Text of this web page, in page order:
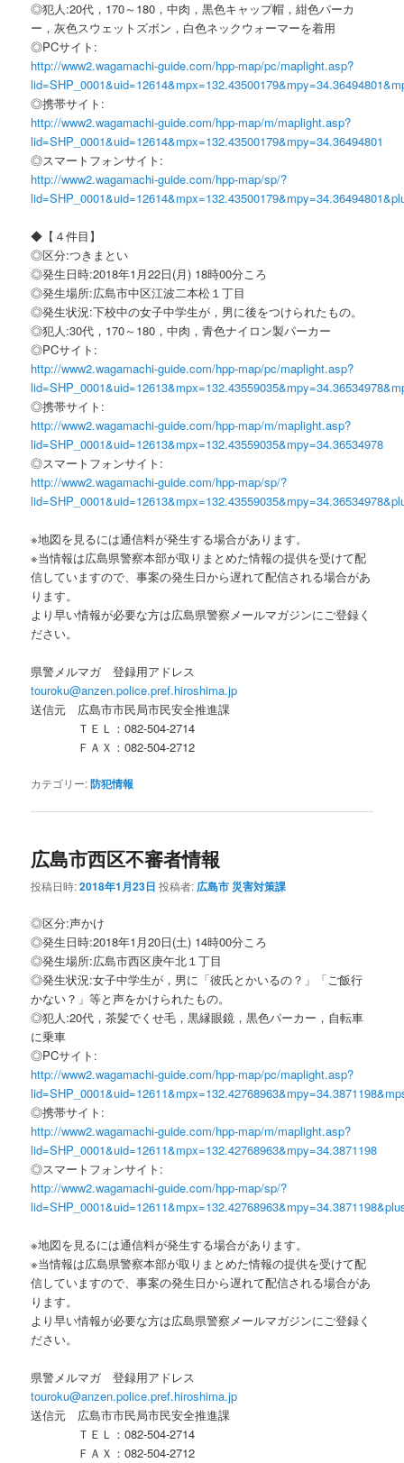
◎犯人:20代，170～180，中肉，黒色キャップ帽，紺色パーカ
ー，灰色スウェットズボン，白色ネックウォーマーを着用
◎PCサイト:
http://www2.wagamachi-guide.com/hpp-map/pc/maplight.asp?
◎携帯サイト:
http://www2.wagamachi-guide.com/hpp-map/m/maplight.asp?
lid=SHP_0001&uid=12614&mpx=132.43500179&mpy=34.36494801
◎スマートフォンサイト:
http://www2.wagamachi-guide.com/hpp-map/sp/?
◆【４件目】
◎区分:つきまとい
◎発生日時:2018年1月22日(月) 18時00分ころ
◎発生場所:広島市中区江波二本松１丁目
◎発生状況:下校中の女子中学生が，男に後をつけられたもの。
◎犯人:30代，170～180，中肉，青色ナイロン製パーカー
◎PCサイト:
http://www2.wagamachi-guide.com/hpp-map/pc/maplight.asp?
◎携帯サイト:
http://www2.wagamachi-guide.com/hpp-map/m/maplight.asp?
lid=SHP_0001&uid=12613&mpx=132.43559035&mpy=34.36534978
◎スマートフォンサイト:
http://www2.wagamachi-guide.com/hpp-map/sp/?
※地図を見るには通信料が発生する場合があります。
※当情報は広島県警察本部が取りまとめた情報の提供を受けて配
信していますので、事案の発生日から遅れて配信される場合があ
ります。
より早い情報が必要な方は広島県警察メールマガジンにご登録く
ださい。
県警メルマガ 登録用アドレス
touroku@anzen.police.pref.hiroshima.jp
送信元 広島市市民局市民安全推進課
ＴＥＬ：082-504-2714
ＦＡＸ：082-504-2712
カテゴリー:防犯情報
広島市西区不審者情報
投稿日時:2018年1月23日 投稿者: 広島市 災害対策課
◎区分:声かけ
◎発生日時:2018年1月20日(土) 14時00分ころ
◎発生場所:広島市西区庚午北１丁目
◎発生状況:女子中学生が，男に「彼氏とかいるの？」「ご飯行
かない？」等と声をかけられたもの。
◎犯人:20代，茶髪でくせ毛，黒縁眼鏡，黒色パーカー，自転車
に乗車
◎PCサイト:
http://www2.wagamachi-guide.com/hpp-map/pc/maplight.asp?
◎携帯サイト:
http://www2.wagamachi-guide.com/hpp-map/m/maplight.asp?
lid=SHP_0001&uid=12611&mpx=132.42768963&mpy=34.3871198
◎スマートフォンサイト:
http://www2.wagamachi-guide.com/hpp-map/sp/?
※地図を見るには通信料が発生する場合があります。
※当情報は広島県警察本部が取りまとめた情報の提供を受けて配
信していますので、事案の発生日から遅れて配信される場合があ
ります。
より早い情報が必要な方は広島県警察メールマガジンにご登録く
ださい。
県警メルマガ 登録用アドレス
touroku@anzen.police.pref.hiroshima.jp
送信元 広島市市民局市民安全推進課
ＴＥＬ：082-504-2714
ＦＡＸ：082-504-2712